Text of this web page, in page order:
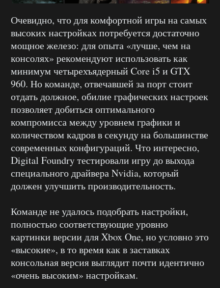
Очевидно, что для комфортной игры на самых
высоких настройках потребуется достаточно
мощное железо: для опыта «лучше, чем на
консолях» рекомендуют использовать как
минимум четырехъядерный Core i5 и GTX
960. Но команде, отвечавшей за порт стоит
отдать должное, обилие графических настроек
позволяет добиться оптимального
компромисса между уровнем графики и
количеством кадров в секунду на большинстве
современных конфигураций. Что интересно,
Digital Foundry тестировали игру до выхода
специального драйвера Nvidia, который
должен улучшить производительность.
Команде не удалось подобрать настройки,
полностью соответствующие уровню
картинки версии для Xbox One, но условно это
«высокие», в то время как в заставках
консольная версия выглядит почти идентично
«очень высоким» настройкам.